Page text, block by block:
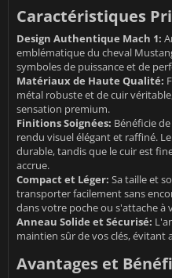
Caractéristiques
Design Authentique Mach 1:
emblématique du cheval
symboles de puissance et de
Matériaux de Haute Qualité:
métal robuste et de cuir
sensation premium.
Finitions Soignées: Bénéficie
rendu visuel élégant et raffiné.
durable, tandis que le cuir est
accrue.
Compact et Léger: Sa taille et
transporter facilement sans
dans votre poche ou s'attache à
Anneau Solide et Sécurisé:
maintien sûr de vos clés, évitant
Avantages et